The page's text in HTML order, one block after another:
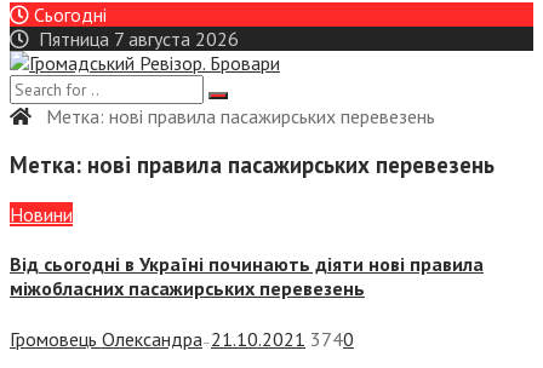
Сьогодні
Пятница 7 августа 2026
Метка: нові правила пасажирських перевезень
Метка: нові правила пасажирських перевезень
Новини
Від сьогодні в Україні починають діяти нові правила
міжобласних пасажирських перевезень
Громовець Олександра — 21.10.2021 3740